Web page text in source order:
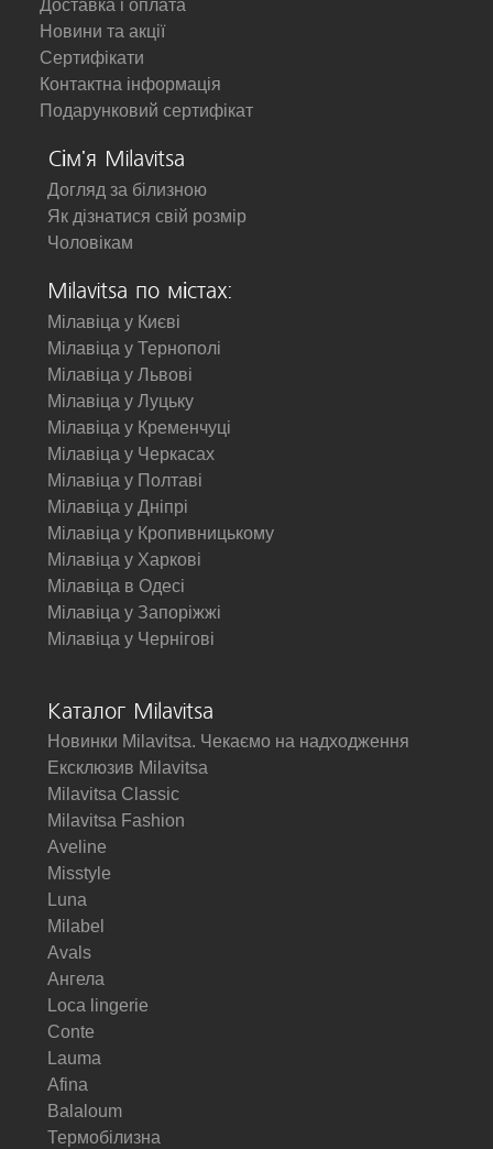
Доставка і оплата
Новини та акції
Сертифікати
Контактна інформація
Подарунковий сертифікат
Сім'я Milavitsa
Догляд за білизною
Як дізнатися свій розмір
Чоловікам
Milavitsa по містах:
Мілавіца у Києві
Мілавіца у Тернополі
Мілавіца у Львові
Мілавіца у Луцьку
Мілавіца у Кременчуці
Мілавіца у Черкасах
Мілавіца у Полтаві
Мілавіца у Дніпрі
Мілавіца у Кропивницькому
Мілавіца у Харкові
Мілавіца в Одесі
Мілавіца у Запоріжжі
Мілавіца у Чернігові
Каталог Milavitsa
Новинки Milavitsa. Чекаємо на надходження
Ексклюзив Milavitsa
Milavitsa Classic
Milavitsa Fashion
Aveline
Misstyle
Luna
Milabel
Avals
Ангела
Loca lingerie
Conte
Lauma
Afina
Balaloum
Термобілизна